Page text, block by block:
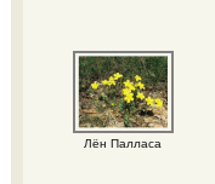
Лён Палласа